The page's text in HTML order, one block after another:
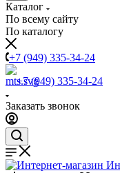
Каталог
По всему сайту
По каталогу
+7 (949) 335-34-24
+7 (949) 335-34-24
Заказать звонок